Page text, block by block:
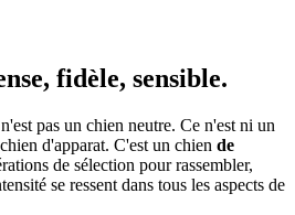
fidèle, sensible.
pas un chien neutre. Ce n'est ni un
d'apparat. C'est un chien de
de sélection pour rassembler,
se ressent dans tous les aspects de